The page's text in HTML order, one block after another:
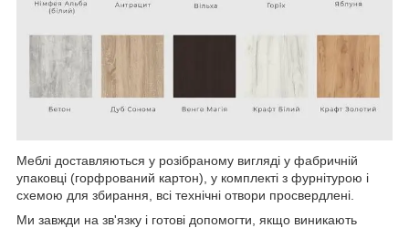
Меблі доставляються у розібраному вигляді у фабричній
упаковці (горфрований картон), у комплекті з фурнітурою і
схемою для збирання, всі технічні отвори просвердлені.
Ми завжди на зв'язку і готові допомогти, якщо виникають